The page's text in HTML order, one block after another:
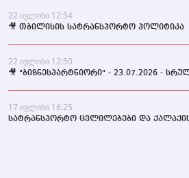
22 ივლისი 12:54
🎥 თბილისის სატრანსპორტო პოლიტიკა
22 ივლისი 12:50
🎥 "ბიზნესპარტნიორი" - 23.07.2026 -
17 ივლისი 16:25
სატრანსპორტო ცვლილებები და ქალაქის